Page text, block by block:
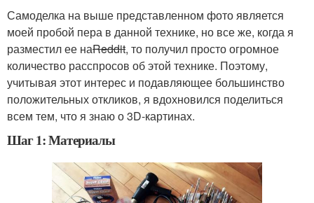
Самоделка на выше представленном фото является
моей пробой пера в данной технике, но все же, когда я
разместил ее наReddit, то получил просто огромное
количество расспросов об этой технике. Поэтому,
учитывая этот интерес и подавляющее большинство
положительных откликов, я вдохновился поделиться
всем тем, что я знаю о 3D-картинах.
Шаг 1: Материалы